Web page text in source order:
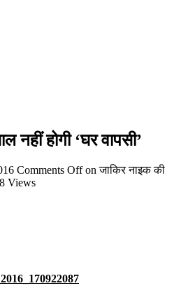
नहीं होगी ‘घर वापसी’
Comments Offon जाकिर नाइक की
Views